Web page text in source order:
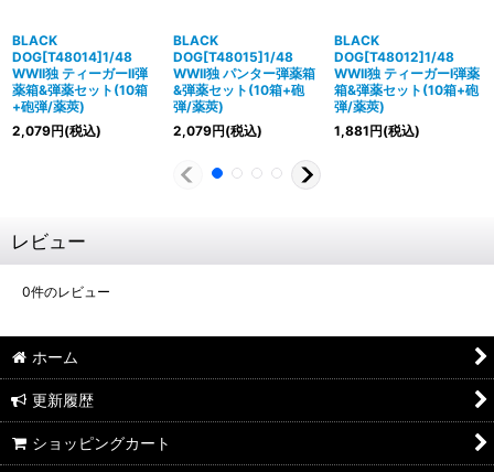
BLACK
DOG[T48014]1/48
WWII独 ティーガーII弾
薬箱&弾薬セット(10箱
+砲弾/薬莢)
2,079円(税込)
BLACK
DOG[T48015]1/48
WWII独 パンター弾薬箱
&弾薬セット(10箱+砲
弾/薬莢)
2,079円(税込)
BLACK
DOG[T48012]1/48
WWII独 ティーガーI弾薬
箱&弾薬セット(10箱+砲
弾/薬莢)
1,881円(税込)
レビュー
0件のレビュー
ホーム
更新履歴
ショッピングカート